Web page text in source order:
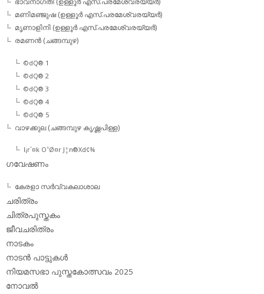
മണിമഞ്ജുഷ (ഉള്ളൂര്‍ എസ്.പരമേശ്വരയ്യര്‍)
മൃണാളിനി (ഉള്ളൂര്‍ എസ്.പരമേശ്വരയ്യര്‍)
രമണന്‍ (ചങ്ങമ്പുഴ)
©dQ® 1
©dQ® 2
©dQ® 3
©dQ® 4
©dQ® 5
വാഴക്കുല (ചങ്ങമ്പുഴ കൃഷ്ണപിള്ള)
l¡r´¤k O¹Ø¤r J¦n®Xd¢¾
ഗവേഷണം
കേരളാ സര്‍വ്വകലാശാല
ചരിത്രം
ചിത്രപുസ്തകം
ജീവചരിത്രം
നാടകം
നാടന്‍ പാട്ടുകള്‍
നിയമസഭാ പുസ്തകോത്സവം 2025
നോവല്‍